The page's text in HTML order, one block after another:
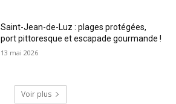
Saint-Jean-de-Luz : plages protégées,
port pittoresque et escapade gourmande !
13 mai 2026
Voir plus